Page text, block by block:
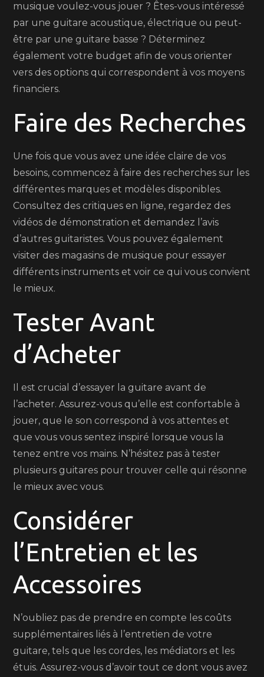
musique voulez-vous jouer ? Êtes-vous intéressé
par une guitare acoustique, électrique ou peut-
être par une guitare basse ? Déterminez
également votre budget afin de vous orienter
vers des options qui correspondent à vos moyens
financiers.
Faire des Recherches
Une fois que vous avez une idée claire de vos
besoins, commencez à faire des recherches sur les
différentes marques et modèles disponibles.
Consultez des critiques en ligne, regardez des
vidéos de démonstration et demandez l’avis
d’autres guitaristes. Vous pouvez également
visiter des magasins de musique pour essayer
différents instruments et voir ce qui vous convient
le mieux.
Tester Avant
d’Acheter
Il est crucial d’essayer la guitare avant de
l’acheter. Assurez-vous qu’elle est confortable à
jouer, que le son correspond à vos attentes et
que vous vous sentez inspiré lorsque vous la
tenez entre vos mains. N’hésitez pas à tester
plusieurs guitares pour trouver celle qui résonne
le mieux avec vous.
Considérer
l’Entretien et les
Accessoires
N’oubliez pas de prendre en compte les coûts
supplémentaires liés à l’entretien de votre
guitare, tels que les cordes, les médiators et les
étuis. Assurez-vous d’avoir tout ce dont vous avez